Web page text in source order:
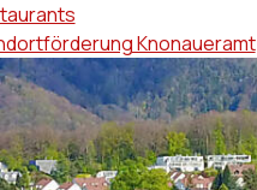
Knonaueramt